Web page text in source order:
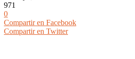
971
0
Compartir en Facebook
Compartir en Twitter